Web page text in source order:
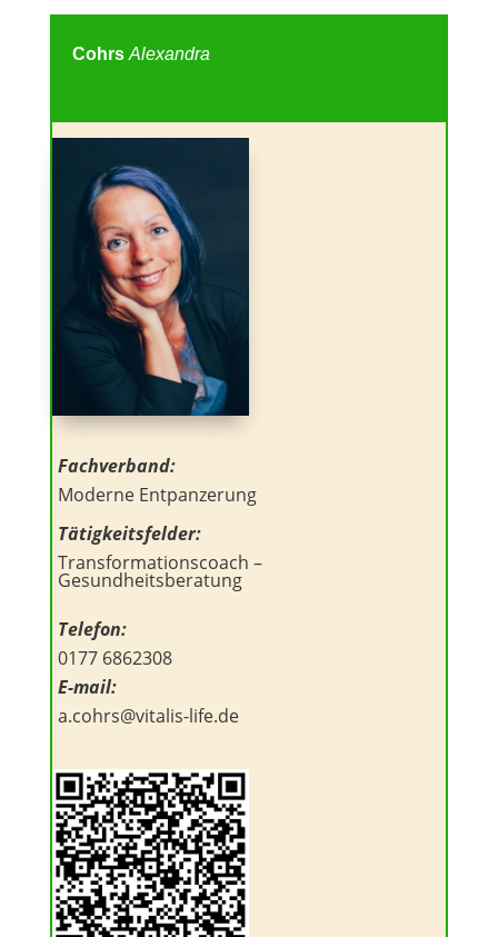
Cohrs Alexandra
Fachverband:
Moderne Entpanzerung
Tätigkeitsfelder:
Transformationscoach –
Gesundheitsberatung
Telefon:
0177 6862308
E-mail:
a.cohrs@vitalis-life.de